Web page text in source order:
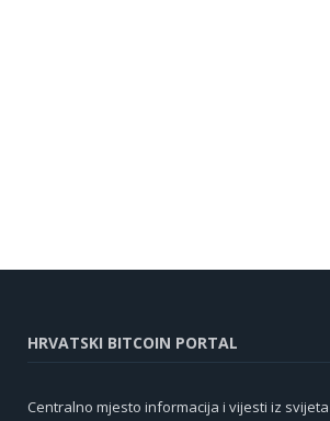
HRVATSKI BITCOIN PORTAL
Centralno mjesto informacija i vijesti iz